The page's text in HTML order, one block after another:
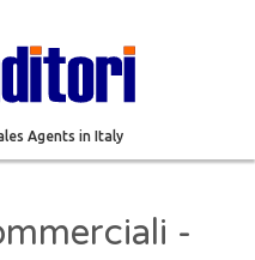
Agents in Italy
-